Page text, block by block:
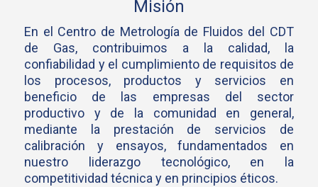
Misión
En el Centro de Metrología de Fluidos del CDT
de Gas, contribuimos a la calidad, la
confiabilidad y el cumplimiento de requisitos de
los procesos, productos y servicios en
beneficio de las empresas del sector
productivo y de la comunidad en general,
mediante la prestación de servicios de
calibración y ensayos, fundamentados en
nuestro liderazgo tecnológico, en la
competitividad técnica y en principios éticos.